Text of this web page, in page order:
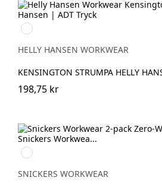
990
BLACK
HELLY HANSEN WORKWEAR
KENSINGTON STRUMPA HELLY
198,75 kr
Svart/Aluminium
SNICKERS WORKWEAR